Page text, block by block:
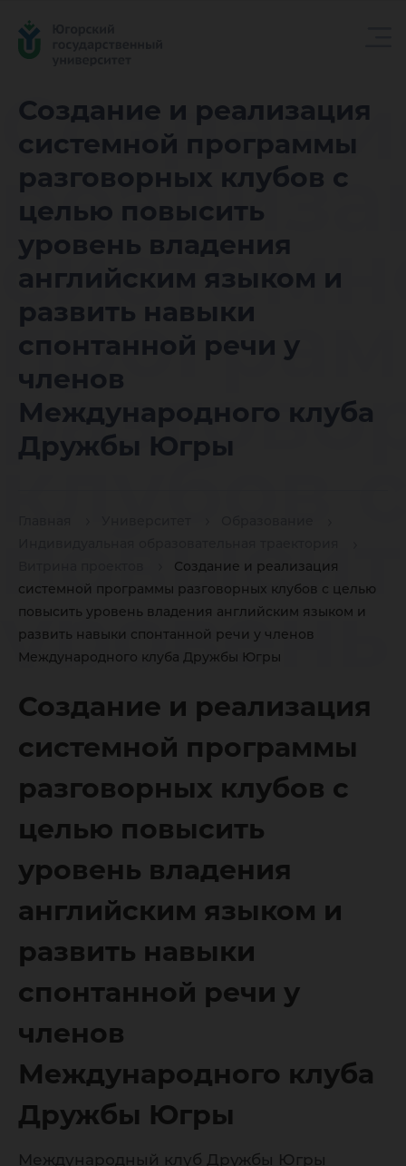
Создание и реализация
системной программы
разговорных клубов с
целью повысить
уровень владения
английским языком и
развить навыки
спонтанной речи у
членов
Международного клуба
Дружбы Югры
Создание и реализация
системной программы разговорных клубов с целью
повысить уровень владения английским языком и
развить навыки спонтанной речи у членов
Международного клуба Дружбы Югры
клубов
уровень
языком
у
Создание и реализация
системной программы
разговорных клубов с
целью повысить
уровень владения
английским языком и
развить навыки
спонтанной речи у
членов
Международного клуба
Дружбы Югры
Международный клуб Дружбы Югры